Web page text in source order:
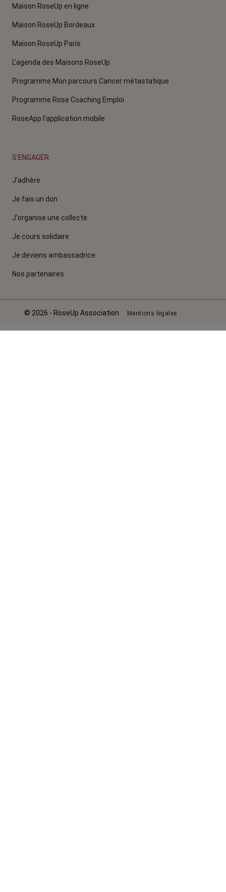
Maison RoseUp en ligne
Maison RoseUp Bordeaux
Maison RoseUp Paris
L'agenda des Maisons RoseUp
Programme Mon parcours Cancer métastatique
Programme Rose Coaching Emploi
RoseApp l’application mobile
S'ENGAGER
J'adhère
Je fais un don
J'organise une collecte
Je cours solidaire
Je deviens ambassadrice
Nos partenaires
© 2026 - RoseUp Association Mentions légales